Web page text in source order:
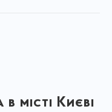
місті Києві